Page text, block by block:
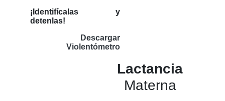
¡Identifícalas y
detenlas!
Descargar
Violentómetro
Lactancia
Materna